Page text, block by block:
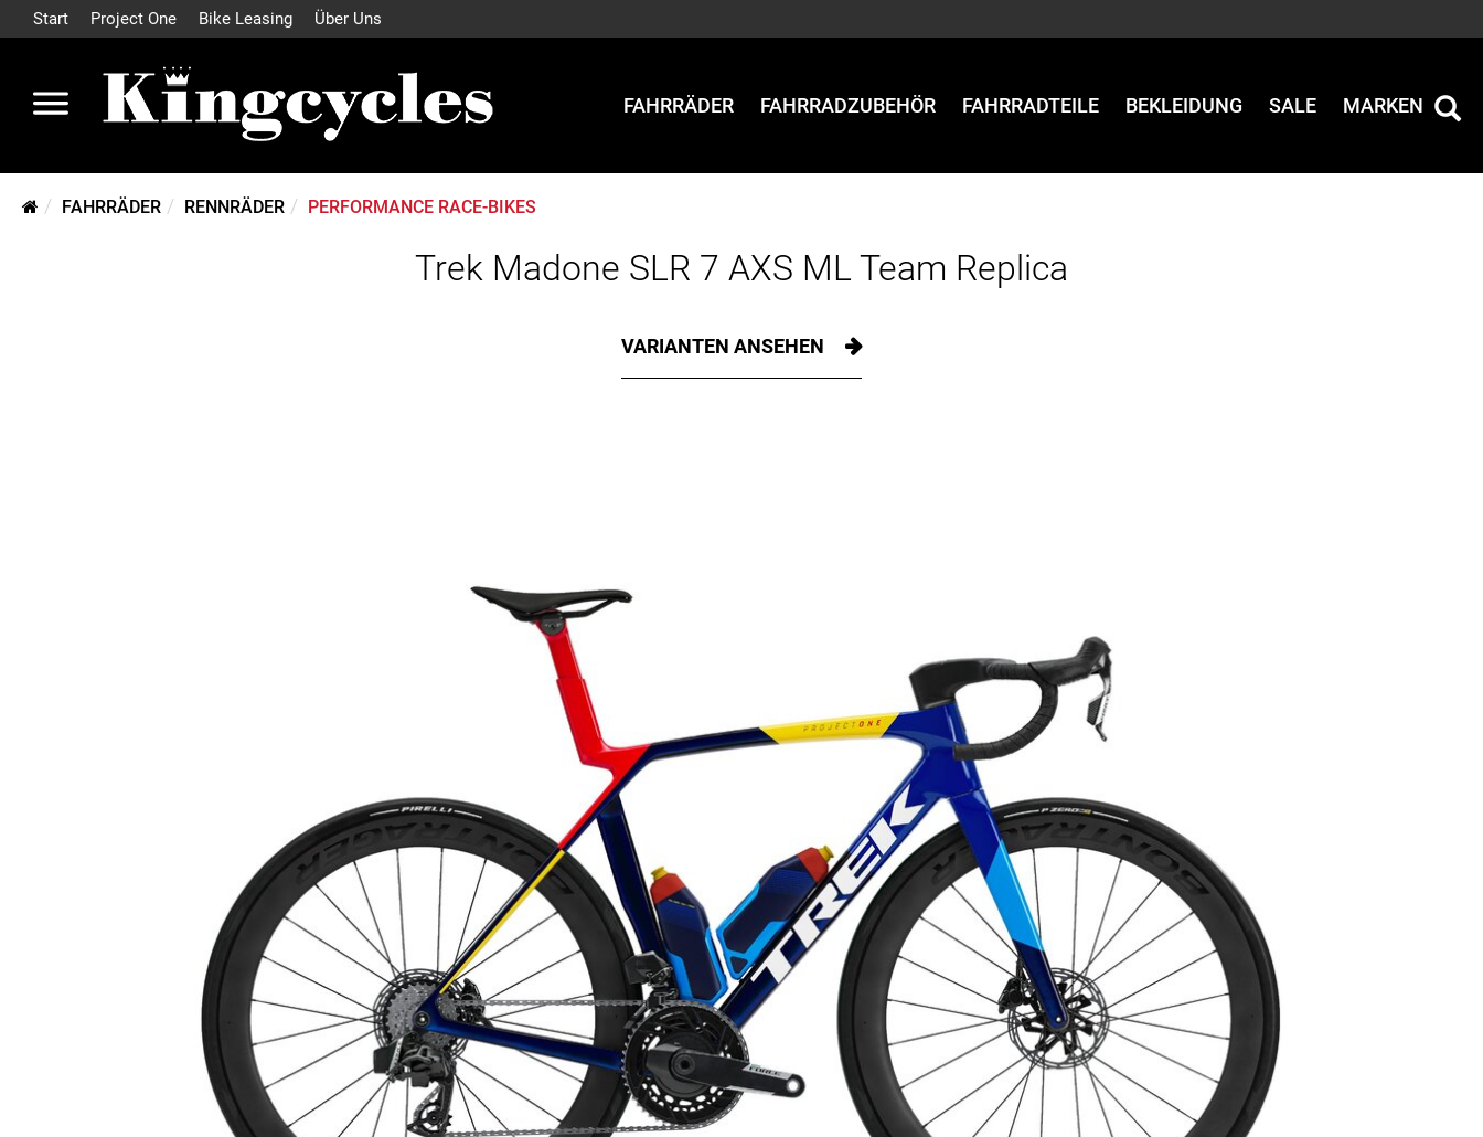
Start Project One Bike Leasing Über Uns
FAHRRÄDER FAHRRADZUBEHÖR FAHRRADTEILE BEKLEIDUNG SALE MARKEN
FAHRRÄDER RENNRÄDER PERFORMANCE RACE-BIKES
Trek Madone SLR 7 AXS ML Team Replica
VARIANTEN ANSEHEN